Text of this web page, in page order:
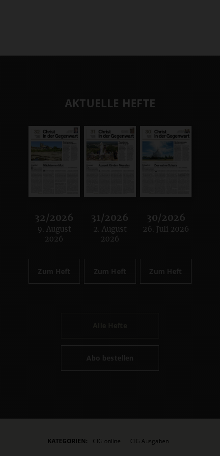
AKTUELLE HEFTE
32/2026
:
9. August
2026
Zum Heft
31/2026
:
2. August
2026
Zum Heft
30/2026
:
26. Juli 2026
Zum Heft
Abo bestellen
KATEGORIEN: CIG online CIG Ausgaben